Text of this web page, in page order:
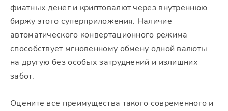
фиатных денег и криптовалют через внутреннюю
биржу этого суперприложения. Наличие
автоматического конвертационного режима
способствует мгновенному обмену одной валюты
на другую без особых затруднений и излишних
забот.
Оцените все преимущества такого современного и